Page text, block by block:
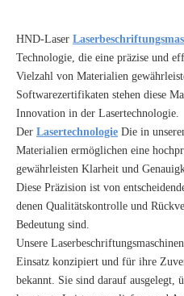
HND-Laser
Technologie, die eine präzise und
Vielzahl von Materialien
Softwarezertifikaten stehen diese
Innovation in der Lasertechnologie.
Der Lasertechnologie Die in
Materialien ermöglichen eine
gewährleisten Klarheit und
Diese Präzision ist von
denen Qualitätskontrolle und
Bedeutung sind.
Unsere
Einsatz konzipiert und für ihre
bekannt. Sie sind darauf ausgelegt,